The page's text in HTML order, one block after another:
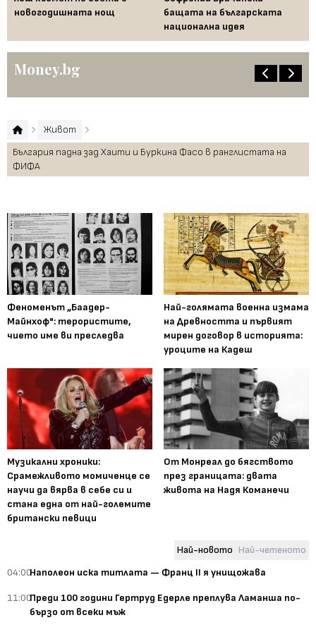
новогодишната нощ
бащата на българската
национална идея
Money.bg
Живот
България падна зад Хаити и Буркина Фасо в ранглистата на
ФИФА
Феноменът „Баадер-
Майнхоф": терористите,
чието име ви преследва
Най-голямата военна измама
на Древността и първият
мирен договор в историята:
уроците на Кадеш
Музикални хроники:
Срамежливото момиченце се
научи да вярва в себе си и
стана една от най-големите
британски певици
От Монреал до бягството
през границата: двата
живота на Надя Команечи
Най-новото Най-четеното
04:00Наполеон иска титлата — Франц II я унищожава
11:00Преди 100 години Гертруд Едерле преплува Ламанша по-
бързо от всеки мъж